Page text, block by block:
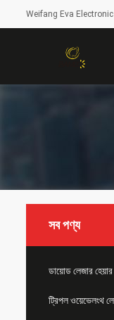
Weifang Eva
সব পণ্য
ডায়োড লেজার
ট্রিপল ওয়েভেলংথ